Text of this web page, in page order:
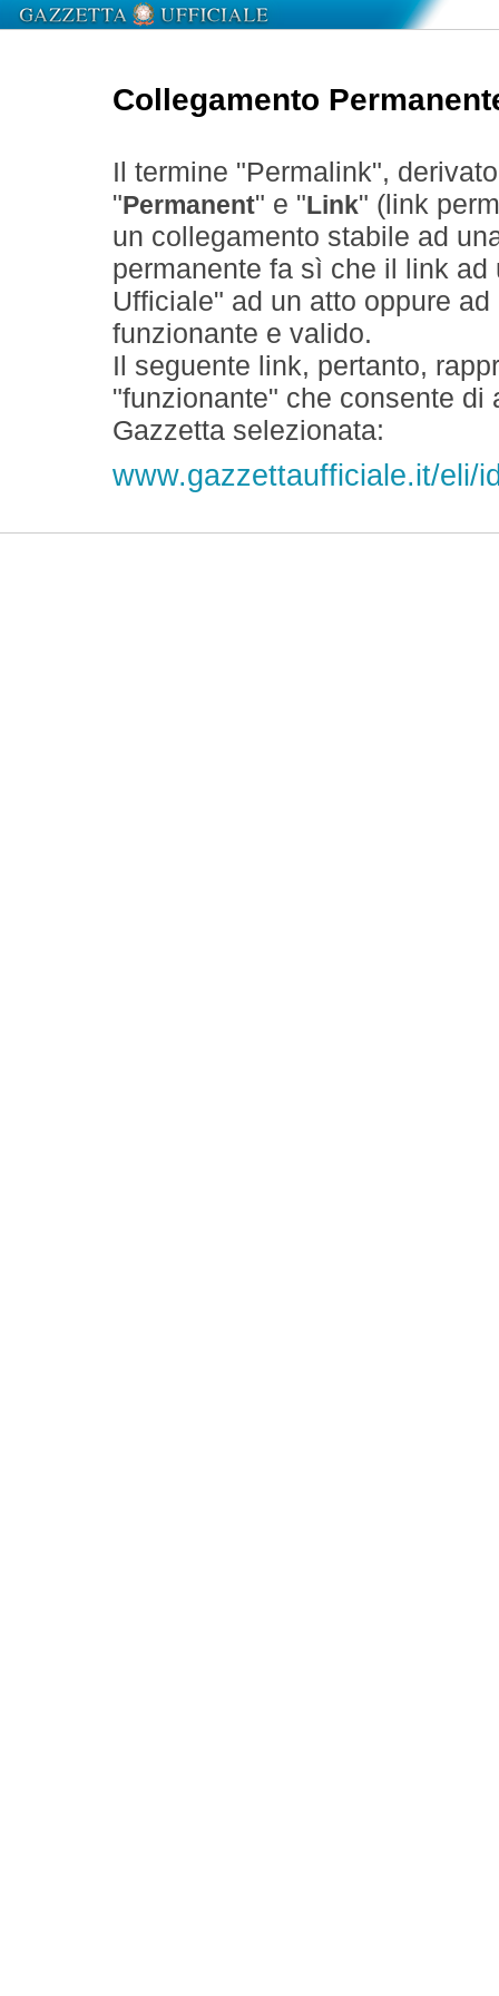
Collegamento
Il termine "Permalink",
" Permanent" e " Link" (link
un collegamento stabile ad
permanente fa sì che il link
Ufficiale" ad un atto oppure
funzionante e valido.
Il seguente link, pertanto,
"funzionante" che consente
Gazzetta selezionata:
www.gazzettaufficiale.it/eli/